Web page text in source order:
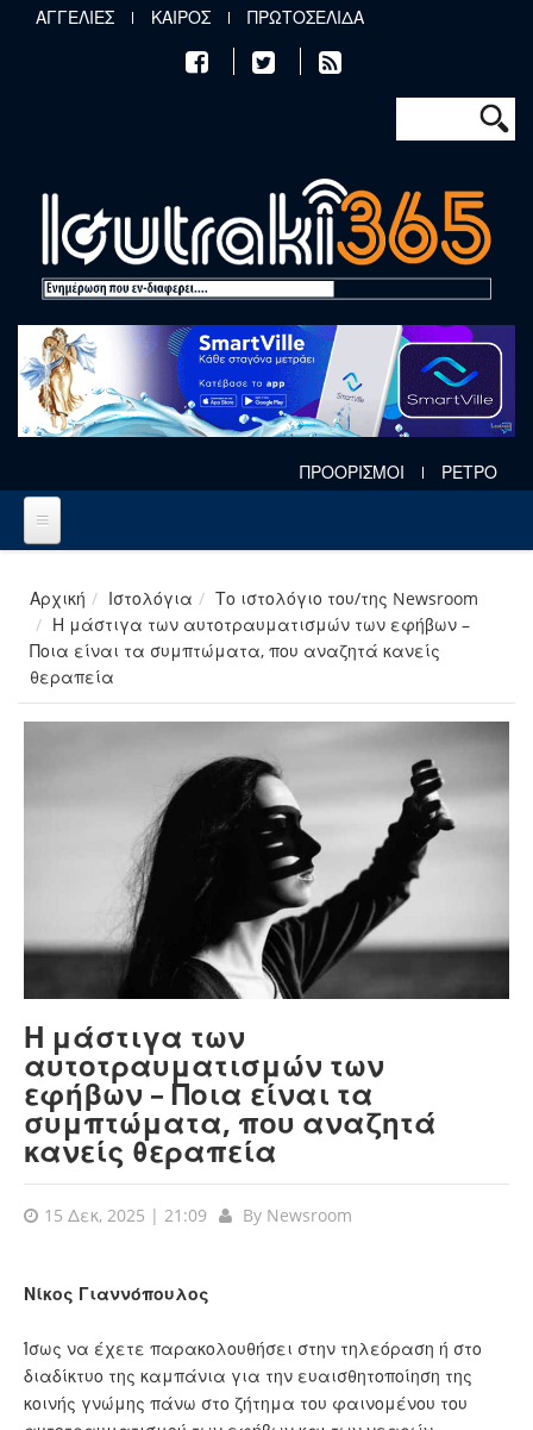
Παράκαμψη προς το κυρίως περιεχόμενο
ΑΓΓΕΛΙΕΣ ΚΑΙΡΟΣ ΠΡΩΤΟΣΕΛΙΔΑ
Φόρμα
Αναζήτηση
ΠΡΟΟΡΙΣΜΟΙ ΡΕΤΡΟ
Αρχική Ιστολόγια
Το ιστολόγιο του/της Newsroom
Η μάστιγα των αυτοτραυματισμών των εφήβων –
Ποια είναι τα συμπτώματα, που αναζητά κανείς
θεραπεία
Η μάστιγα των
αυτοτραυματισμών των
εφήβων – Ποια είναι τα
συμπτώματα, που αναζητά
κανείς θεραπεία
15 Δεκ, 2025 | 21:09 By Newsroom
Νίκος Γιαννόπουλος
Ίσως να έχετε παρακολουθήσει στην τηλεόραση ή στο
διαδίκτυο της καμπάνια για την ευαισθητοποίηση της
κοινής γνώμης πάνω στο ζήτημα του φαινομένου του